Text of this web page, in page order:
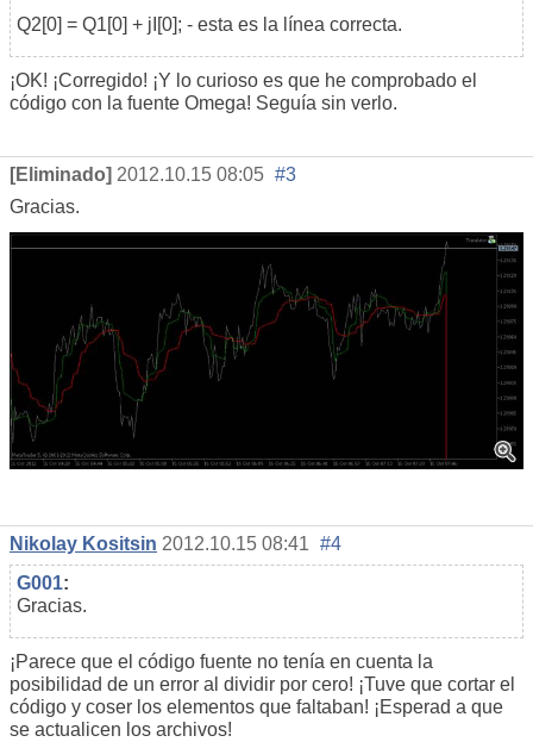
Q2[0] = Q1[0] + jI[0]; - esta es la línea correcta.
¡OK! ¡Corregido! ¡Y lo curioso es que he comprobado el
código con la fuente Omega! Seguía sin verlo.
[Eliminado] 2012.10.15 08:05 #3
Gracias.
Nikolay Kositsin 2012.10.15 08:41 #4
G001:
Gracias.
¡Parece que el código fuente no tenía en cuenta la
posibilidad de un error al dividir por cero! ¡Tuve que cortar el
código y coser los elementos que faltaban! ¡Esperad a que
se actualicen los archivos!